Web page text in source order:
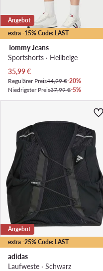
extra -15% Code: LAST
Angebot
Tommy Jeans
Sportshorts · Hellbeige
Aktueller Preis
35,99€
Regulärer Preis44,99 €-20%
Niedrigster Preis37,99 €-5%
extra -25% Code: LAST
Angebot
adidas
Laufweste · Schwarz